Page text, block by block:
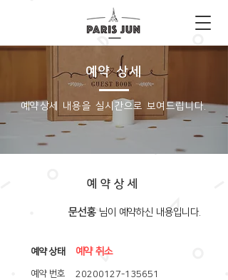
예약 상세
​예약상세 내용을 실시간으로 보여드립니다.
예약상세
문선홍 ​님이 예약하신 내용입니다.
​예약 상태
예약 번호
예약 취소
20200127-135651